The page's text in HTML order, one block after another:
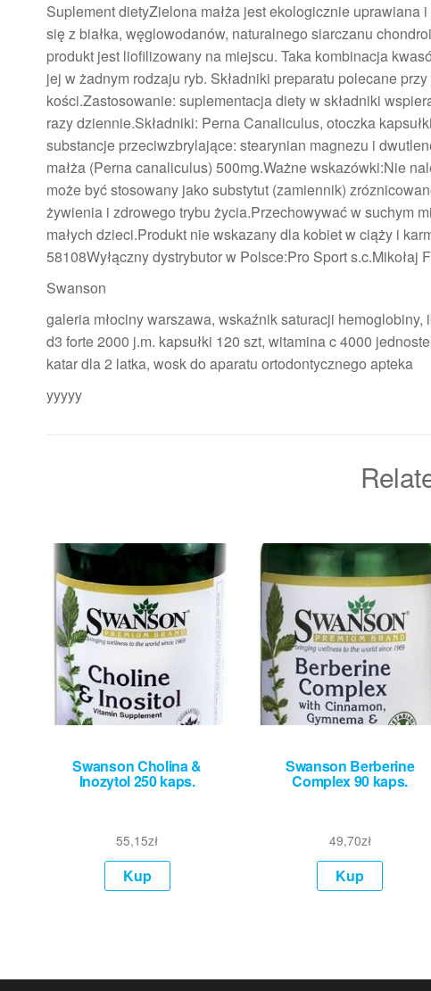
Suplement dietyZielona małża jest ekologicznie uprawiana
się z białka, węglowodanów, naturalnego siarczanu
produkt jest liofilizowany na miejscu. Taka kombinacja
jej w żadnym rodzaju ryb. Składniki preparatu polecane
kości.Zastosowanie: suplementacja diety w składniki
razy dziennie.Składniki: Perna Canaliculus, otoczka
substancje przeciwzbrylające: stearynian magnezu i
małża (Perna canaliculus) 500mg.Ważne wskazówki:Nie
może być stosowany jako substytut (zamiennik)
żywienia i zdrowego trybu życia.Przechowywać w suchym
małych dzieci.Produkt nie wskazany dla kobiet w ciąży i
58108Wyłączny dystrybutor w Polsce:Pro Sport
Swanson
galeria młociny warszawa, wskaźnik saturacji
d3 forte 2000 j.m. kapsułki 120 szt, witamina c 4000
katar dla 2 latka, wosk do aparatu ortodontycznego apteka
yyyyy
Swanson Cholina &
Inozytol 250 kaps.
55,15zł
Kup
Swanson Berberine
Complex 90 kaps.
49,70zł
Kup